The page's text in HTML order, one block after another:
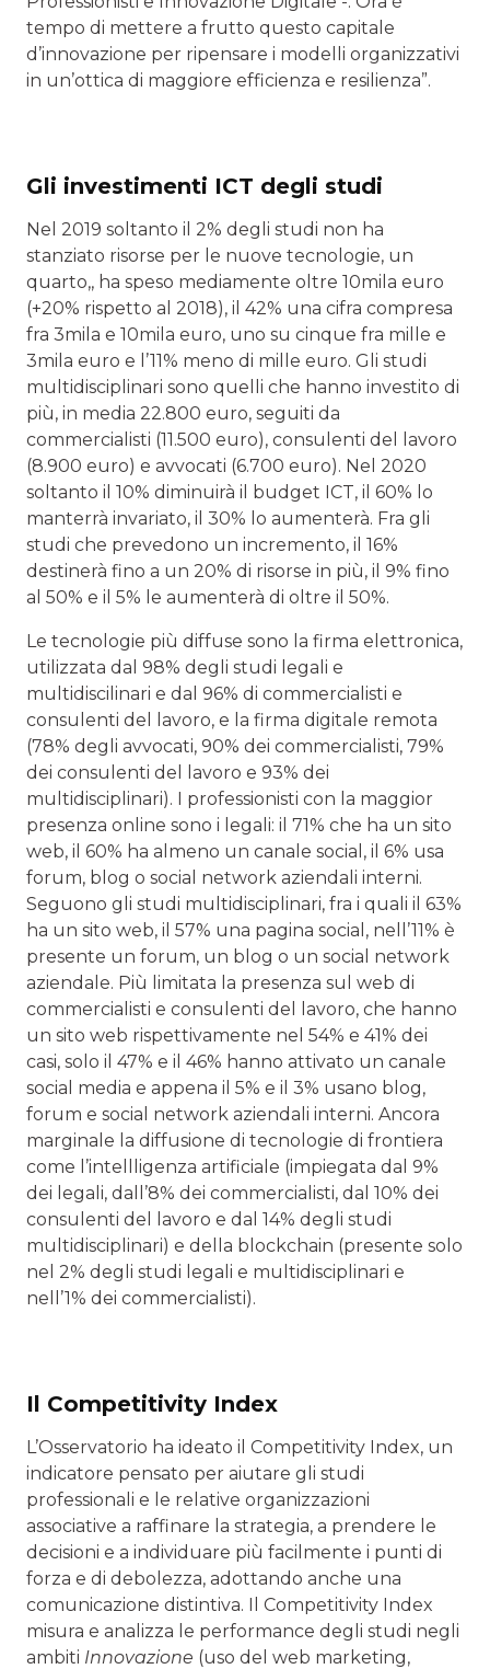
tempo di mettere a frutto questo capitale
d’innovazione per ripensare i modelli organizzativi
in un’ottica di maggiore efficienza e resilienza”.
Gli investimenti ICT degli studi
Nel 2019 soltanto il 2% degli studi non ha
stanziato risorse per le nuove tecnologie, un
quarto,, ha speso mediamente oltre 10mila euro
(+20% rispetto al 2018), il 42% una cifra compresa
fra 3mila e 10mila euro, uno su cinque fra mille e
3mila euro e l’11% meno di mille euro. Gli studi
multidisciplinari sono quelli che hanno investito di
più, in media 22.800 euro, seguiti da
commercialisti (11.500 euro), consulenti del lavoro
(8.900 euro) e avvocati (6.700 euro). Nel 2020
soltanto il 10% diminuirà il budget ICT, il 60% lo
manterrà invariato, il 30% lo aumenterà. Fra gli
studi che prevedono un incremento, il 16%
destinerà fino a un 20% di risorse in più, il 9% fino
al 50% e il 5% le aumenterà di oltre il 50%.
Le tecnologie più diffuse sono la firma elettronica,
utilizzata dal 98% degli studi legali e
multidiscilinari e dal 96% di commercialisti e
consulenti del lavoro, e la firma digitale remota
(78% degli avvocati, 90% dei commercialisti, 79%
dei consulenti del lavoro e 93% dei
multidisciplinari). I professionisti con la maggior
presenza online sono i legali: il 71% che ha un sito
web, il 60% ha almeno un canale social, il 6% usa
forum, blog o social network aziendali interni.
Seguono gli studi multidisciplinari, fra i quali il 63%
ha un sito web, il 57% una pagina social, nell’11% è
presente un forum, un blog o un social network
aziendale. Più limitata la presenza sul web di
commercialisti e consulenti del lavoro, che hanno
un sito web rispettivamente nel 54% e 41% dei
casi, solo il 47% e il 46% hanno attivato un canale
social media e appena il 5% e il 3% usano blog,
forum e social network aziendali interni. Ancora
marginale la diffusione di tecnologie di frontiera
come l’intellligenza artificiale (impiegata dal 9%
dei legali, dall’8% dei commercialisti, dal 10% dei
consulenti del lavoro e dal 14% degli studi
multidisciplinari) e della blockchain (presente solo
nel 2% degli studi legali e multidisciplinari e
nell’1% dei commercialisti).
Il Competitivity Index
L’Osservatorio ha ideato il Competitivity Index, un
indicatore pensato per aiutare gli studi
professionali e le relative organizzazioni
associative a raffinare la strategia, a prendere le
decisioni e a individuare più facilmente i punti di
forza e di debolezza, adottando anche una
comunicazione distintiva. Il Competitivity Index
misura e analizza le performance degli studi negli
ambiti Innovazione (uso del web marketing,